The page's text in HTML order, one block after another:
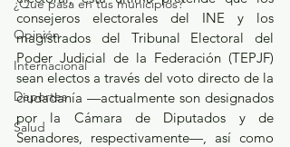
¿Qué pasa en tus municipios?
Opinión
Internacional
Deportes
Salud
consejeros electorales del INE y los
magistrados del Tribunal Electoral del
Poder Judicial de la Federación (TEPJF)
sean electos a través del voto directo de la
ciudadanía —actualmente son designados
por la Cámara de Diputados y de
Senadores, respectivamente—, así como